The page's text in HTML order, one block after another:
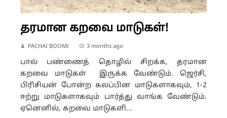
தரமான கறவை மாடுகள்!
PACHAI BOOMI 3 months ago
பால் பண்ணைத் தொழில் சிறக்க, தரமான
கறவை மாடுகள் இருக்க வேண்டும். ஜெர்சி,
பிரிசியன் போன்ற கலப்பின மாடுகளாகவும், 1-2
ஈற்று மாடுகளாகவும் பார்த்து வாங்க வேண்டும்.
ஏனெனில், கறவை மாடுகளி...